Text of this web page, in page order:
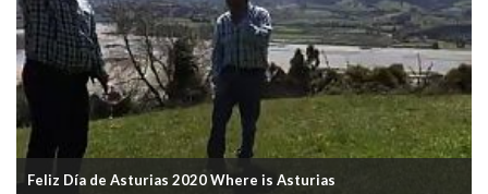
Feliz Día de Asturias 2020 Where is Asturias